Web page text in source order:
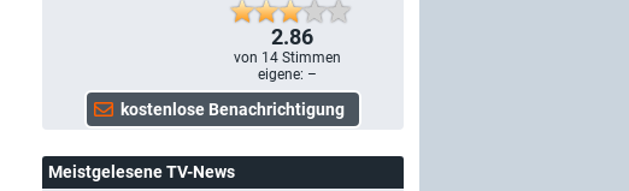
2.86
von 14Stimmen
eigene: –
Meistgelesene TV-News